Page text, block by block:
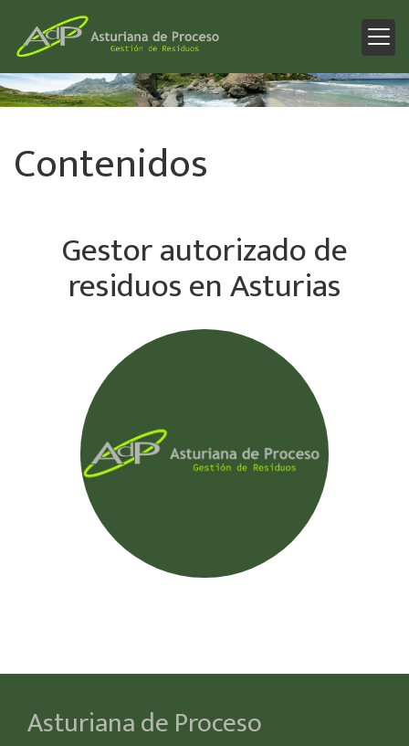
Contenidos
Gestor autorizado de
residuos en Asturias
Asturiana de Proceso